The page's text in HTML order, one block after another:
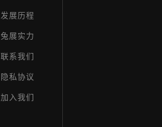
发展历程
兔展实力
联系我们
隐私协议
加入我们